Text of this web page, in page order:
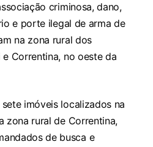
criminosa, dano,
e porte ilegal de arma de
na zona rural dos
Correntina, no oeste da
imóveis localizados na
zona rural de Correntina,
de busca e